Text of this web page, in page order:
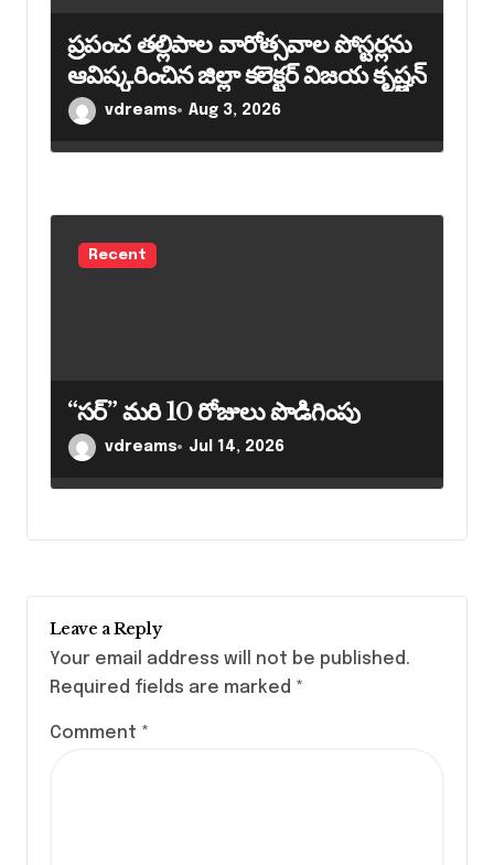
ప్రపంచ తల్లిపాల వారోత్సవాల పోస్టర్లను
ఆవిష్కరించిన జిల్లా కలెక్టర్ విజయ కృష్ణన్
vdreams Aug 3, 2026
Recent
“సర్” మరి 10 రోజులు పొడిగింపు
vdreams Jul 14, 2026
Leave a Reply
Your email address will not be published.
Required fields are marked *
Comment *